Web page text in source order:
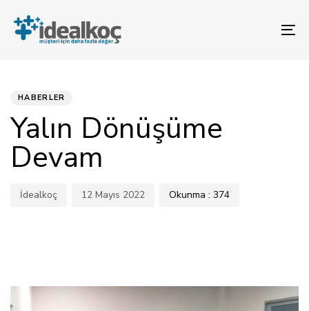
atla
gezinme
bölümüne
atlaHABERLER
Yalın Dönüşüme
Devam
İdealkoç 12 Mayıs 2022 Okunma : 374